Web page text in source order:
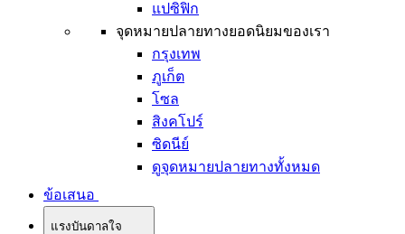
แปซิฟิก
จุดหมายปลายทางยอดนิยมของเรา
กรุงเทพ
ภูเก็ต
โซล
สิงคโปร์
ซิดนีย์
ดูจุดหมายปลายทางทั้งหมด
ข้อเสนอ
แรงบันดาลใจ